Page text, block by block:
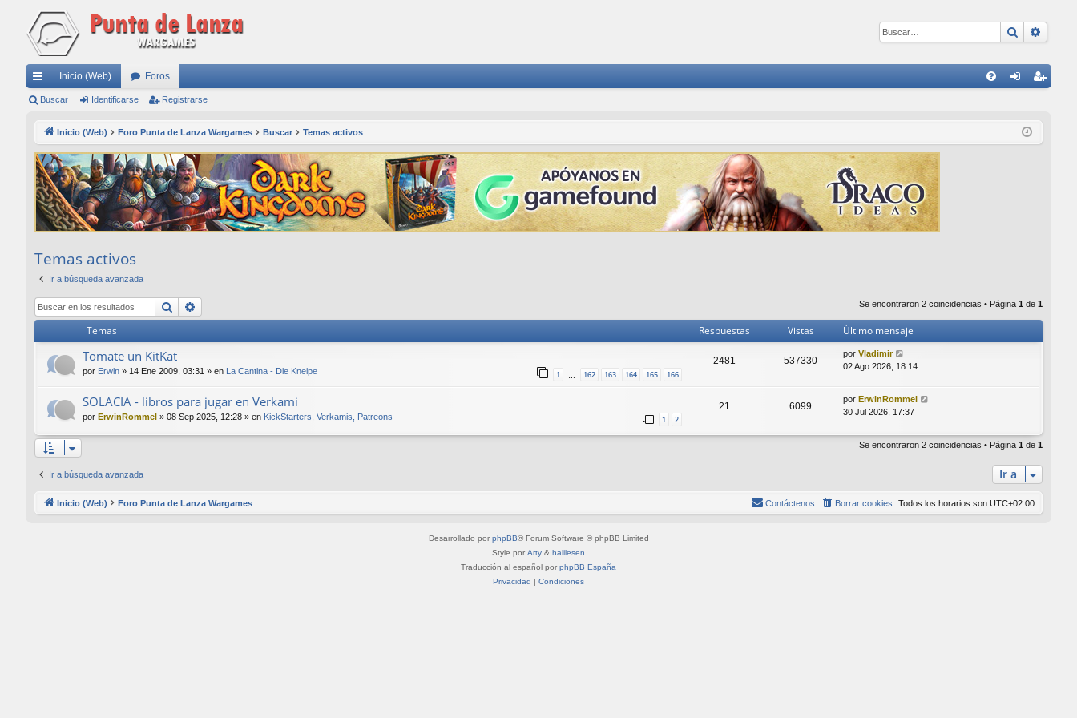
Buscar
nl
rá
pi
do
Inicio (Web) Foros
ist
Buscar Identificarse Registrarse
Inicio (Web) Foro Punta de Lanza Wargames Buscar Temas activos
Temas activos
Ir a búsqueda avanzada
Buscar Se encontraron 2 coincidencias • Página 1 de 1
Temas Respuestas Vistas Último mensaje
Tomate un KitKat
por Erwin » 14 Ene 2009, 03:31 » en La Cantina - Die Kneipe 1 162 163 164 165 166
2481 537330
por Vladimir
02 Ago 2026, 18:14
SOLACIA - libros para jugar en Verkami
por ErwinRommel » 08 Sep 2025, 12:28 » en KickStarters, Verkamis, Patreons 1 2
21 6099
por ErwinRommel
30 Jul 2026, 17:37
Se encontraron 2 coincidencias • Página 1 de 1
Ir a búsqueda avanzada Ir a
Inicio (Web) Foro Punta de Lanza Wargames Todos los horarios son UTC+02:00
Borrar cookies
Contáctenos
Desarrollado por phpBB® Forum Software © phpBB Limited
Style por Arty & halilesen
Traducción al español por phpBB España
Privacidad | Condiciones